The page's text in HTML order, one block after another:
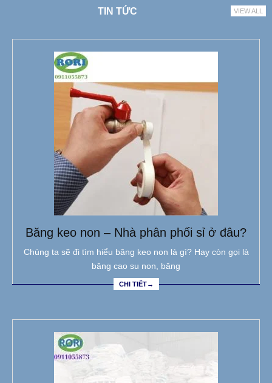
TIN TỨC VIEW ALL
Băng keo non – Nhà phân phối sỉ ở đâu?
Chúng ta sẽ đi tìm hiểu băng keo non là gì? Hay còn gọi là
băng cao su non, băng
CHI TIẾT→